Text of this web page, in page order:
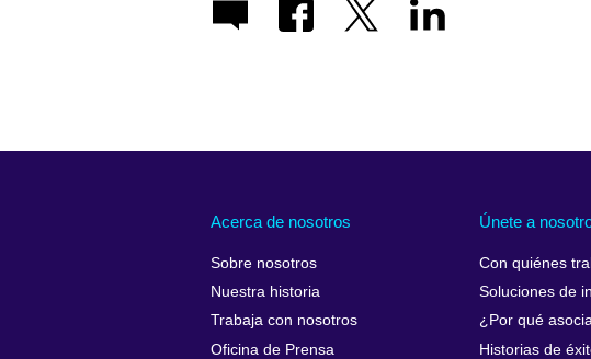
Acerca de nosotros
Sobre nosotros
Nuestra historia
Trabaja con nosotros
Oficina de Prensa
Únete a
Con quiénes
Soluciones de
¿Por qué
Historias de